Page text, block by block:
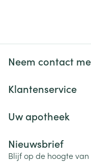
Neem contact
Klantenservice
Uw apotheek
Nieuwsbrief
Blijf op de hoogte